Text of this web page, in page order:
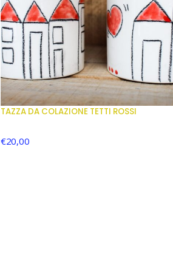
TAZZA DA COLAZIONE TETTI ROSSI
€20,00